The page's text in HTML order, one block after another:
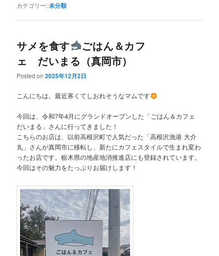
カテゴリー:未分類
サメを食す
ごはん＆カフ
ェ だいまる（真岡市）
Posted on2025年12月2日
こんにちは。最近寒くてしおれそうなマムです
今回は、令和7年4月にグランドオープンした「ごはん＆カフェ
だいまる」さんに行ってきました！
こちらのお店は、以前高根沢町で人気だった「高根沢漁港 大介
丸」さんが真岡市に移転し、新たにカフェスタイルで生まれ変わ
ったお店です。栃木県の地産地消推進店にも登録されています。
今回はその魅力をたっぷりお届けします！